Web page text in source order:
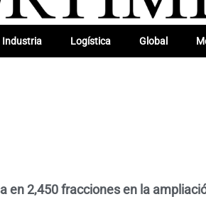
Industria Logística Global
en 2,450 fracciones en la